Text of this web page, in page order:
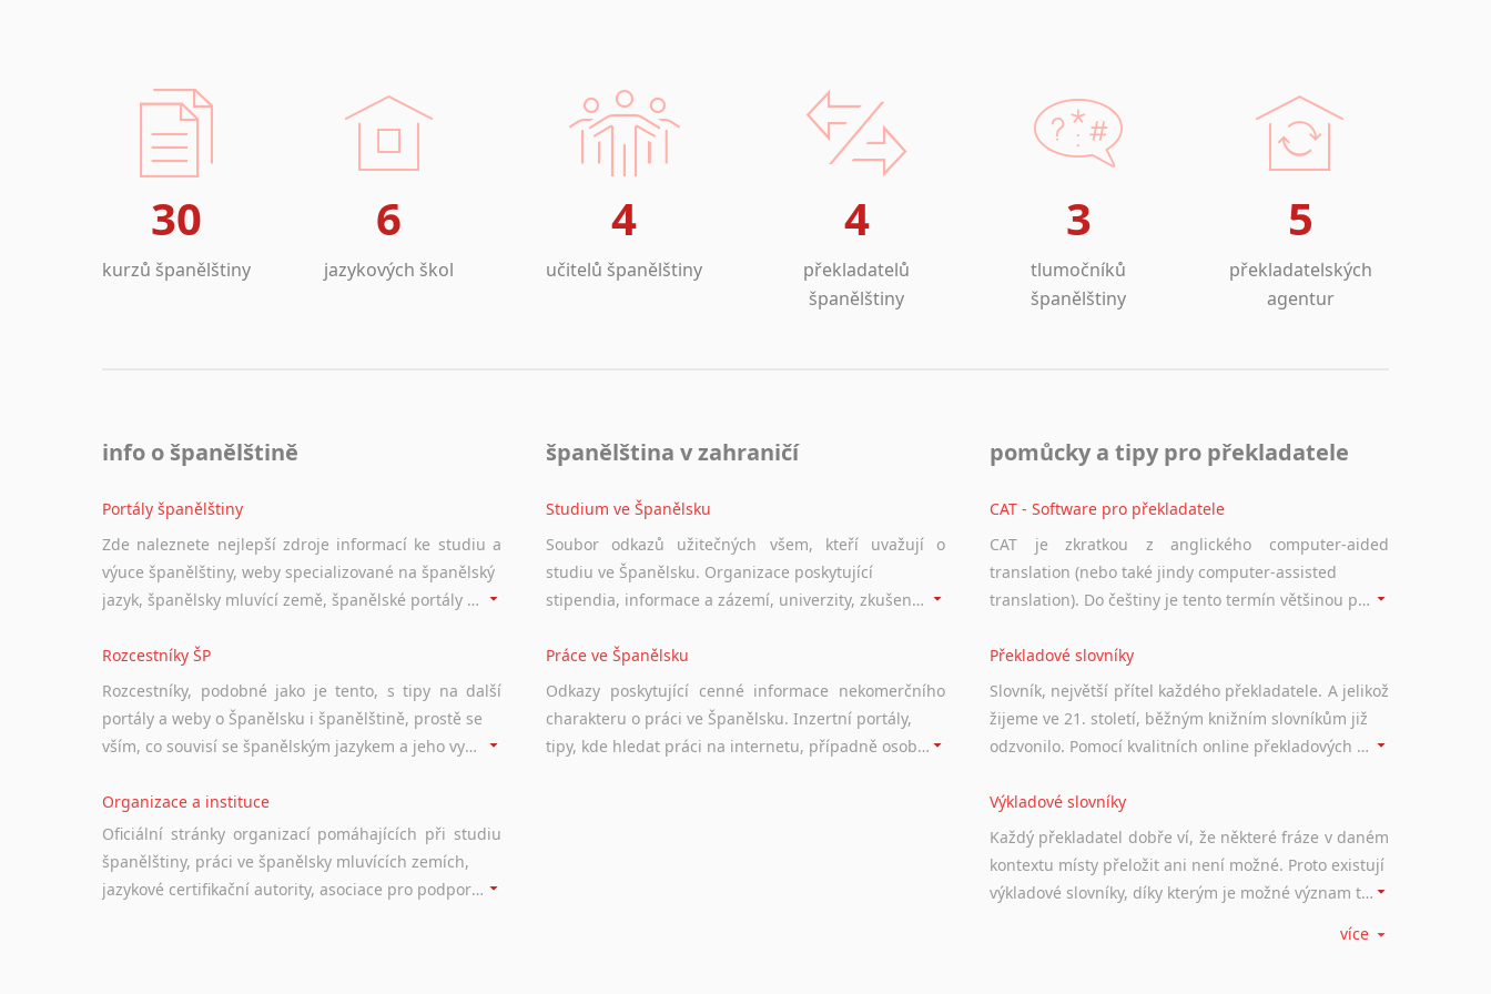
30
kurzů španělštiny
6
jazykových škol
4
učitelů španělštiny
4
překladatelů
španělštiny
3
tlumočníků
španělštiny
5
překladatelských
agentur
info o španělštině
Portály španělštiny
Zde naleznete nejlepší zdroje informací ke studiu a
výuce španělštiny, weby specializované na španělský
jazyk, španělsky mluvící země, španělské portály apod. Rubrika obsahuje zejména komplexní a maximálně kvalitní stránky využitelné ke studiu španělštiny.
Rozcestníky ŠP
Rozcestníky, podobné jako je tento, s tipy na další
portály a weby o Španělsku i španělštině, prostě se
vším, co souvisí se španělským jazykem a jeho využitím.
Organizace a instituce
Oficiální stránky organizací pomáhajících při studiu
španělštiny, práci ve španělsky mluvících zemích,
jazykové certifikační autority, asociace pro podporu jazykového vzdělávání ad.
španělština v zahraničí
Studium ve Španělsku
Soubor odkazů užitečných všem, kteří uvažují o
studiu ve Španělsku. Organizace poskytující
stipendia, informace a zázemí, univerzity, zkušenosti studentů.
Práce ve Španělsku
Odkazy poskytující cenné informace nekomerčního
charakteru o práci ve Španělsku. Inzertní portály,
tipy, kde hledat práci na internetu, případně osobní zkušenosti a doporučení ostatních.
pomůcky a tipy pro překladatele
CAT - Software pro překladatele
CAT je zkratkou z anglického computer-aided
translation (nebo také jindy computer-assisted
translation). Do češtiny je tento termín většinou překládán jako počítačem podporovaný překlad či překlad podporovaný počítačem. Nástroje CAT ukládají překládané fráze a při dalším překladu vám je automaticky nabízejí, takže se již nemusíte zdržovat s jejich dalším překládáním.
Překladové slovníky
Slovník, největší přítel každého překladatele. A jelikož
žijeme ve 21. století, běžným knižním slovníkům již
odzvonilo. Pomocí kvalitních online překladových slovníků již nemusíte únavně listovat alfabetickým schématem uspořádání, stačí napsat vstupní frázi a dřív, než řeknete švec, vyskočí vám hledaný výraz.
Výkladové slovníky
Každý překladatel dobře ví, že některé fráze v daném
kontextu místy přeložit ani není možné. Proto existují
výkladové slovníky, díky kterým je možné význam takovýchto frází rozklíčovat.
více